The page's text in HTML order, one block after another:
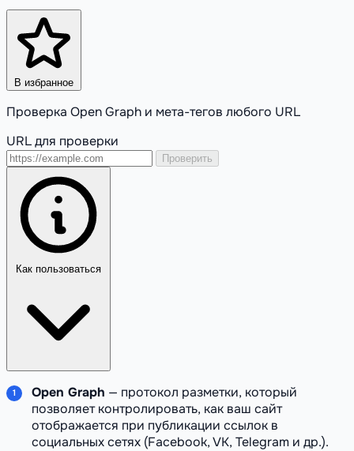
В избранное
Проверка Open Graph и мета-тегов любого URL
URL для проверки
Проверить
Как пользоваться
Open Graph — протокол разметки, который
позволяет контролировать, как ваш сайт
отображается при публикации ссылок в
социальных сетях (Facebook, VK, Telegram и др.).